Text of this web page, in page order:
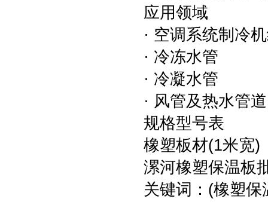
应用领域
· 空调系统制冷
· 冷冻水管
· 冷凝水管
· 风管及热水管
规格型号表
橡塑板材(1米宽)
漯河橡塑保温板
关键词：(橡塑